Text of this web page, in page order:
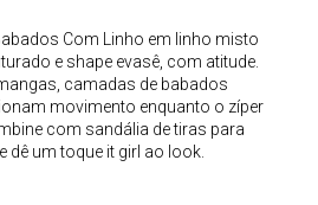
Com Linho em linho misto
e shape evasê, com atitude.
camadas de babados
movimento enquanto o zíper
com sandália de tiras para
dê um toque it girl ao look.